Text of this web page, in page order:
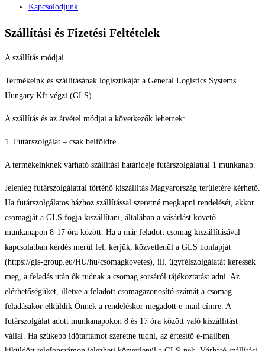
Kapcsolódjunk
Szállítási és Fizetési Feltételek
A szállítás módjai
Termékeink és szállításának logisztikáját a General Logistics Systems
Hungary Kft végzi (GLS)
A szállítás és az átvétel módjai a következők lehetnek:
1. Futárszolgálat – csak belföldre
A termékeinknek várható szállítási határideje futárszolgálattal 1 munkanap.
Jelenleg futárszolgálattal történő kiszállítás Magyarország területére kérhető.
Ha futárszolgálatos házhoz szállítással szeretné megkapni rendelését, akkor
csomagját a GLS fogja kiszállítani, általában a vásárlást követő
munkanapon 8-17 óra között. Ha a már feladott csomag kiszállításával
kapcsolatban kérdés merül fel, kérjük, közvetlenül a GLS honlapját
(https://gls-group.eu/HU/hu/csomagkovetes), ill. ügyfélszolgálatát keressék
meg, a feladás után ők tudnak a csomag sorsáról tájékoztatást adni. Az
elérhetőségüket, illetve a feladott csomagazonosító számát a csomag
feladásakor elküldik Önnek a rendeléskor megadott e-mail címre. A
futárszolgálat adott munkanapokon 8 és 17 óra között való kiszállítást
vállal. Ha szűkebb időtartamot szeretne tudni, az értesítő e-mailben